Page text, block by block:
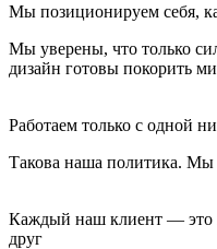
Мы позиционируем себя,
Мы уверены, что только
дизайн готовы покорить
Работаем только с одной
Такова наша политика. Мы
Каждый наш клиент — это
друг